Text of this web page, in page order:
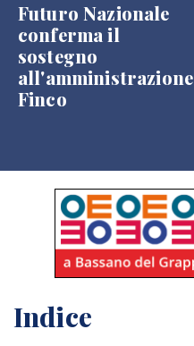
Futuro Nazionale
conferma il
sostegno
all'amministrazione
Finco
Indice